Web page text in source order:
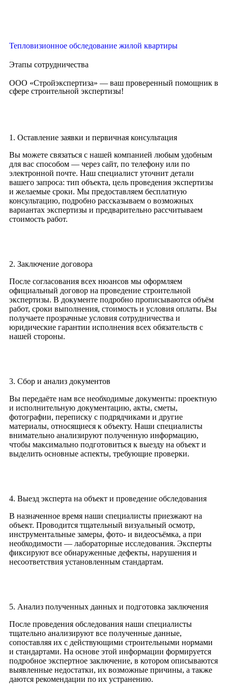
Тепловизионное обследование жилой квартиры
Этапы сотрудничества
ООО «Стройэкспертиза» — ваш проверенный помощник в
сфере строительной экспертизы!
1. Оставление заявки и первичная консультация
Вы можете связаться с нашей компанией любым удобным
для вас способом — через сайт, по телефону или по
электронной почте. Наш специалист уточнит детали
вашего запроса: тип объекта, цель проведения экспертизы
и желаемые сроки. Мы предоставляем бесплатную
консультацию, подробно рассказываем о возможных
вариантах экспертизы и предварительно рассчитываем
стоимость работ.
2. Заключение договора
После согласования всех нюансов мы оформляем
официальный договор на проведение строительной
экспертизы. В документе подробно прописываются объём
работ, сроки выполнения, стоимость и условия оплаты. Вы
получаете прозрачные условия сотрудничества и
юридические гарантии исполнения всех обязательств с
нашей стороны.
3. Сбор и анализ документов
Вы передаёте нам все необходимые документы: проектную
и исполнительную документацию, акты, сметы,
фотографии, переписку с подрядчиками и другие
материалы, относящиеся к объекту. Наши специалисты
внимательно анализируют полученную информацию,
чтобы максимально подготовиться к выезду на объект и
выделить основные аспекты, требующие проверки.
4. Выезд эксперта на объект и проведение обследования
В назначенное время наши специалисты приезжают на
объект. Проводится тщательный визуальный осмотр,
инструментальные замеры, фото- и видеосъёмка, а при
необходимости — лабораторные исследования. Эксперты
фиксируют все обнаруженные дефекты, нарушения и
несоответствия установленным стандартам.
5. Анализ полученных данных и подготовка заключения
После проведения обследования наши специалисты
тщательно анализируют все полученные данные,
сопоставляя их с действующими строительными нормами
и стандартами. На основе этой информации формируется
подробное экспертное заключение, в котором описываются
выявленные недостатки, их возможные причины, а также
даются рекомендации по их устранению.